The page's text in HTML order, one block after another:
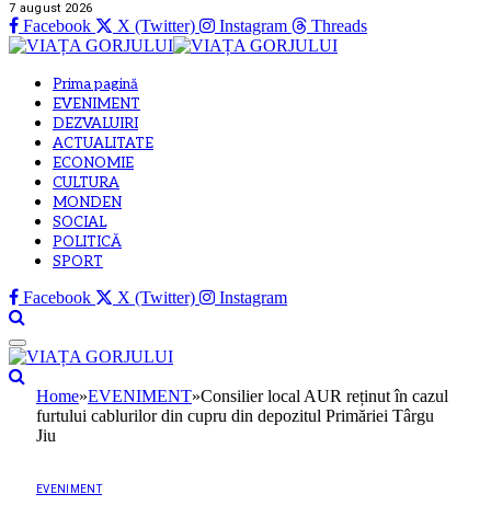
7 august 2026
Facebook X (Twitter) Instagram Threads
Prima pagină
EVENIMENT
DEZVALUIRI
ACTUALITATE
ECONOMIE
CULTURA
MONDEN
SOCIAL
POLITICĂ
SPORT
Facebook X (Twitter) Instagram
Home»EVENIMENT»Consilier local AUR reținut în cazul
furtului cablurilor din cupru din depozitul Primăriei Târgu
Jiu
EVENIMENT